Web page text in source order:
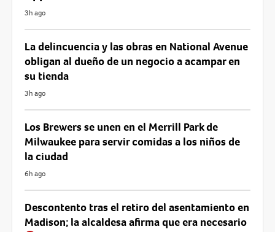
3h ago
La delincuencia y las obras en National Avenue
obligan al dueño de un negocio a acampar en
su tienda
3h ago
Los Brewers se unen en el Merrill Park de
Milwaukee para servir comidas a los niños de
la ciudad
6h ago
Descontento tras el retiro del asentamiento en
Madison; la alcaldesa afirma que era necesario